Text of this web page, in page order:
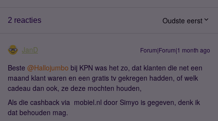
2 reacties Oudste eerst
JanD Forum|Forum|1 month ago
Beste ​ @Hallojumbo bij KPN was het zo, dat klanten die net een
maand klant waren en een gratis tv gekregen hadden, of welk
cadeau dan ook, ze deze mochten houden,
Als die cashback via mobiel.nl door Simyo is gegeven, denk ik
dat behouden mag.